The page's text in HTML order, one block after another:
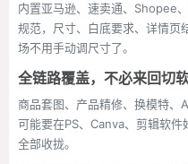
内置亚马逊、速卖通、Shopee
规范，尺寸、白底要求、详情页
场不用手动调尺寸了。
全链路覆盖，不必来回切
商品套图、产品精修、换模特、
可能要在PS、Canva、剪辑软
全部收拢。